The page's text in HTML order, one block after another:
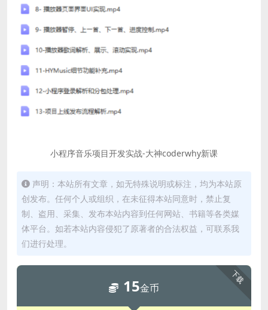
小程序音乐项目开发实战-大神coderwhy新课
声明：本站所有文章，如无特殊说明或标注，均为本站原
创发布。任何个人或组织，在未征得本站同意时，禁止复
制、盗用、采集、发布本站内容到任何网站、书籍等各类媒
体平台。如若本站内容侵犯了原著者的合法权益，可联系我
们进行处理。
下载
15金币